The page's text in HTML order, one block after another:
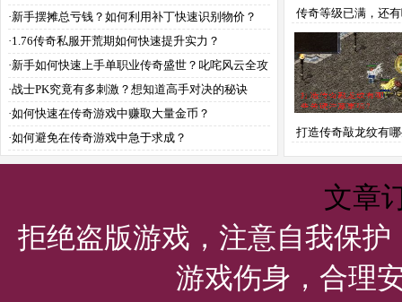
这儿？
·新手摆摊总亏钱？如何利用补丁快速识别物价？
·1.76传奇私服开荒期如何快速提升实力？
·新手如何快速上手单职业传奇盛世？叱咤风云全攻
略解析
·战士PK究竟有多刺激？想知道高手对决的秘诀
吗？
·如何快速在传奇游戏中赚取大量金币？
·如何避免在传奇游戏中急于求成？
传奇等级已满，还
藏短板需要警
打造传奇敲龙纹有
注意事项？
文章
拒绝盗版游戏，注意自我保
游戏伤身，合理